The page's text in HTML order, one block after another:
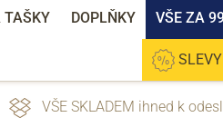
TAŠKY DOPLŇKY VŠE ZA
SLEVY
VŠE SKLADEM ihned k